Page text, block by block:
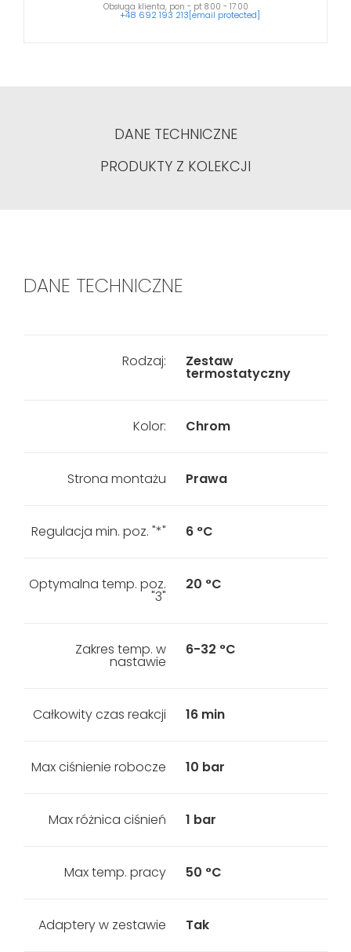
Obsługa klienta, pon - pt 8:00 - 17:00
+48 692 193 213[email protected]
DANE TECHNICZNE
PRODUKTY Z KOLEKCJI
DANE TECHNICZNE
Rodzaj: Zestaw
termostatyczny
Kolor: Chrom
Strona montażu Prawa
Regulacja min. poz. "*" 6 °C
Optymalna temp. poz.
"3"
20 °C
Zakres temp. w
nastawie
6-32 °C
Całkowity czas reakcji 16 min
Max ciśnienie robocze 10 bar
Max różnica ciśnień 1 bar
Max temp. pracy 50 °C
Adaptery w zestawie Tak